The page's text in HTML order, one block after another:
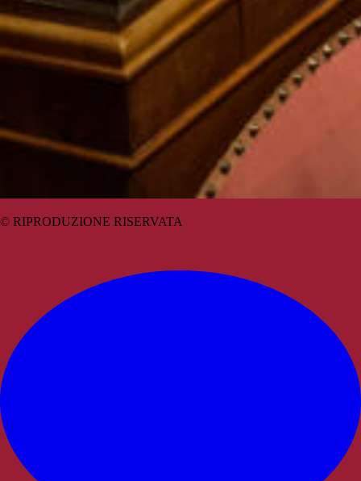
© RIPRODUZIONE RISERVATA